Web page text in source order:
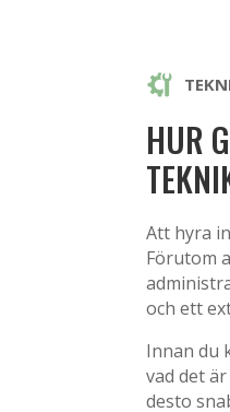
HUR
Att hyra
Förutom
och ett
Innan du
vad det
desto